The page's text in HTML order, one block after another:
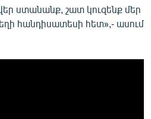
ստանանք, շատ կուզենք մեր
հանդիսատեսի հետ»,- ասում